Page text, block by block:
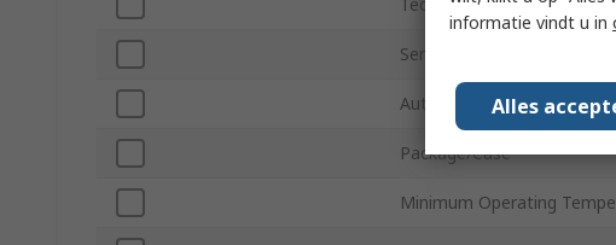
Series
Automotive Standard
Package/Case
Minimum Operating
informatie vindt u in
Alles